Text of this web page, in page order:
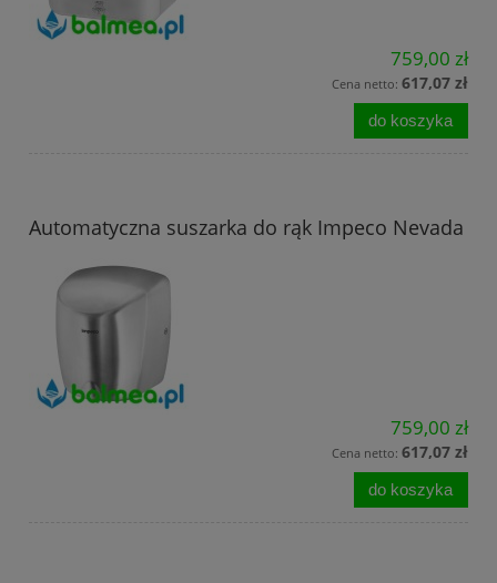
759,00 zł
Cena netto: 617,07 zł
do koszyka
Automatyczna suszarka do rąk Impeco Nevada
759,00 zł
Cena netto: 617,07 zł
do koszyka